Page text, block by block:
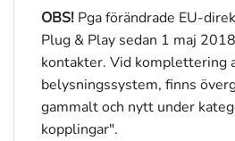
OBS! Pga förändrade EU-
Plug & Play sedan 1 maj
kontakter. Vid komplettering
belysningssystem, finns
gammalt och nytt under
kopplingar".